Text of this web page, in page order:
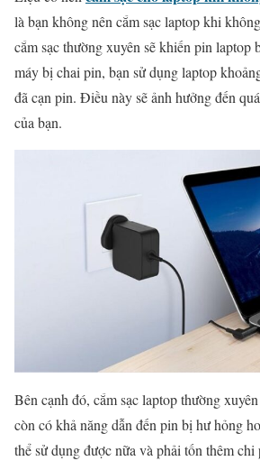
là bạn không nên cắm sạc laptop khi
cắm sạc thường xuyên sẽ khiến pin laptop
máy bị chai pin, bạn sử dụng laptop
đã cạn pin. Điều này sẽ ảnh hưởng đến
của bạn.
Bên cạnh đó, cắm sạc laptop thường
còn có khả năng dẫn đến pin bị hư hỏng
thể sử dụng được nữa và phải tốn thêm